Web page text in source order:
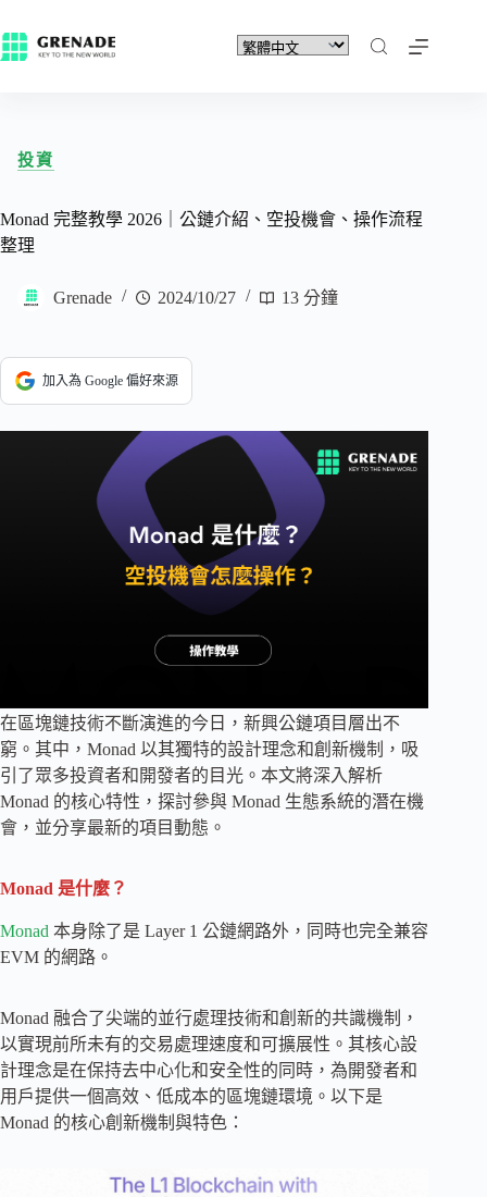
投資
Monad 完整教學 2026｜公鏈介紹、空投機會、操作流程
整理
Grenade 2024/10/27 13 分鐘
加入為 Google 偏好來源
在區塊鏈技術不斷演進的今日，新興公鏈項目層出不
窮。其中，Monad 以其獨特的設計理念和創新機制，吸
引了眾多投資者和開發者的目光。本文將深入解析
Monad 的核心特性，探討參與 Monad 生態系統的潛在機
會，並分享最新的項目動態。
Monad 是什麼？
Monad 本身除了是 Layer 1 公鏈網路外，同時也完全兼容
EVM 的網路。
Monad 融合了尖端的並行處理技術和創新的共識機制，
以實現前所未有的交易處理速度和可擴展性。其核心設
計理念是在保持去中心化和安全性的同時，為開發者和
用戶提供一個高效、低成本的區塊鏈環境。以下是
Monad 的核心創新機制與特色：